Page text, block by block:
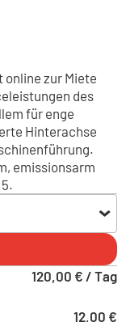
online zur Miete
des
für enge
Hinterachse
emissionsarm
120,00 € / Tag
12,00 €